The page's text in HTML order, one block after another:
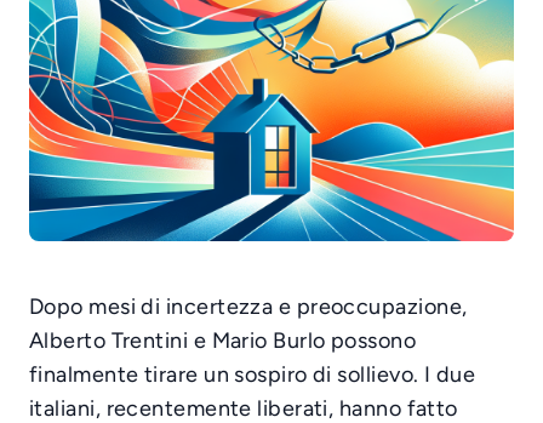
Dopo mesi di incertezza e preoccupazione,
Alberto Trentini e Mario Burlo possono
finalmente tirare un sospiro di sollievo. I due
italiani, recentemente liberati, hanno fatto